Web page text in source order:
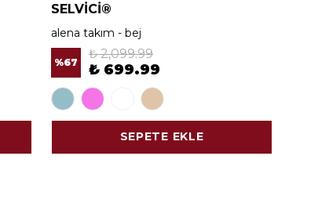
SELVİCİ®
alena takım - bej
%67
₺ 2,099.99
₺ 699.99
SEPETE EKLE